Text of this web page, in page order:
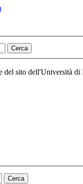
Cerca
del sito dell'Università
Cerca